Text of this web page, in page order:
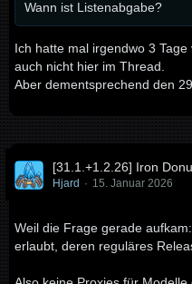
Wann ist Listenabgabe?
Ich hatte mal irgendwo 3
auch nicht hier im Thread.
Aber dementsprechend den
[31.1.+1.2.26] Iron
Hjard 15. Januar 2026
Weil die Frage gerade
erlaubt, deren reguläres